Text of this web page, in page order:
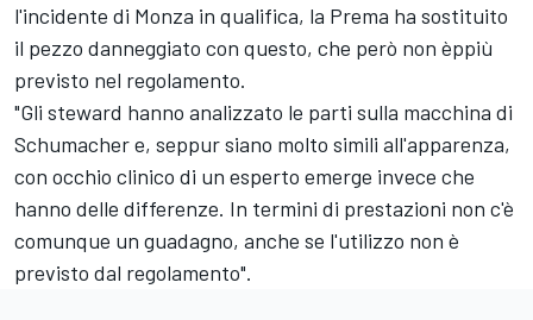
l'incidente di Monza in qualifica, la Prema ha sostituito
il pezzo danneggiato con questo, che però non èppiù
previsto nel regolamento.
"Gli steward hanno analizzato le parti sulla macchina di
Schumacher e, seppur siano molto simili all'apparenza,
con occhio clinico di un esperto emerge invece che
hanno delle differenze. In termini di prestazioni non c'è
comunque un guadagno, anche se l'utilizzo non è
previsto dal regolamento".